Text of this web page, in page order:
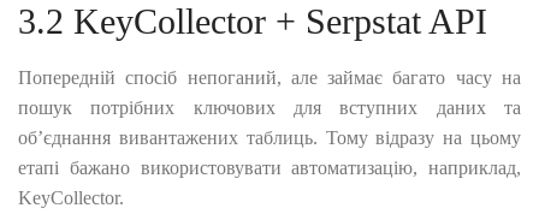
3.2 KeyCollector + Serpstat API
Попередній спосіб непоганий, але займає багато часу на
пошук потрібних ключових для вступних даних та
об’єднання вивантажених таблиць. Тому відразу на цьому
етапі бажано використовувати автоматизацію, наприклад,
KeyCollector.